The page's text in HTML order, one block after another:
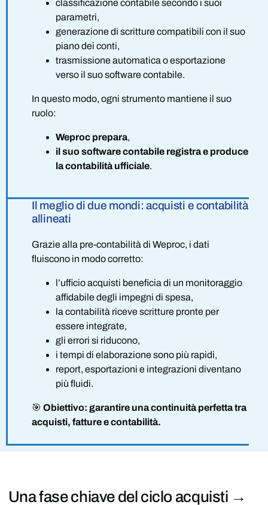
classificazione contabile secondo i suoi
parametri,
generazione di scritture compatibili con il suo
piano dei conti,
trasmissione automatica o esportazione
verso il suo software contabile.
In questo modo, ogni strumento mantiene il suo
ruolo:
Weproc prepara,
il suo software contabile registra e produce
la contabilità ufficiale.
Il meglio di due mondi: acquisti e contabilità
allineati
Grazie alla pre-contabilità di Weproc, i dati
fluiscono in modo corretto:
l’ufficio acquisti beneficia di un monitoraggio
affidabile degli impegni di spesa,
la contabilità riceve scritture pronte per
essere integrate,
gli errori si riducono,
i tempi di elaborazione sono più rapidi,
report, esportazioni e integrazioni diventano
più fluidi.
🎯 Obiettivo: garantire una continuità perfetta tra
acquisti, fatture e contabilità.
Una fase chiave del ciclo acquisti →